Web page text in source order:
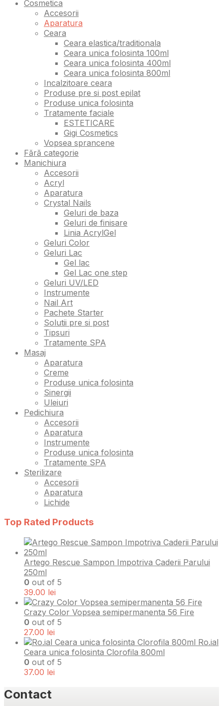
Cosmetica
Accesorii
Aparatura
Ceara
Ceara elastica/traditionala
Ceara unica folosinta 100ml
Ceara unica folosinta 400ml
Ceara unica folosinta 800ml
Incalzitoare ceara
Produse pre si post epilat
Produse unica folosinta
Tratamente faciale
ESTETICARE
Gigi Cosmetics
Vopsea sprancene
Fără categorie
Manichiura
Accesorii
Acryl
Aparatura
Crystal Nails
Geluri de baza
Geluri de finisare
Linia AcrylGel
Geluri Color
Geluri Lac
Gel lac
Gel Lac one step
Geluri UV/LED
Instrumente
Nail Art
Pachete Starter
Solutii pre si post
Tipsuri
Tratamente SPA
Masaj
Aparatura
Creme
Produse unica folosinta
Sinergii
Uleiuri
Pedichiura
Accesorii
Aparatura
Instrumente
Produse unica folosinta
Tratamente SPA
Sterilizare
Accesorii
Aparatura
Lichide
Top Rated Products
Artego Rescue Sampon Impotriva Caderii Parului
250ml
0 out of 5
39.00 lei
Crazy Color Vopsea semipermanenta 56 Fire
0 out of 5
27.00 lei
Ro.ial
Ceara unica folosinta Clorofila 800ml
0 out of 5
37.00 lei
Contact